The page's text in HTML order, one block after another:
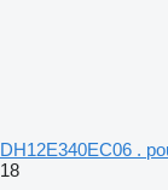
DH12E340EC06 .
18